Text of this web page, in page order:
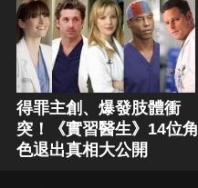
得罪主創、爆發肢體衝
突！《實習醫生》14位角
色退出真相大公開